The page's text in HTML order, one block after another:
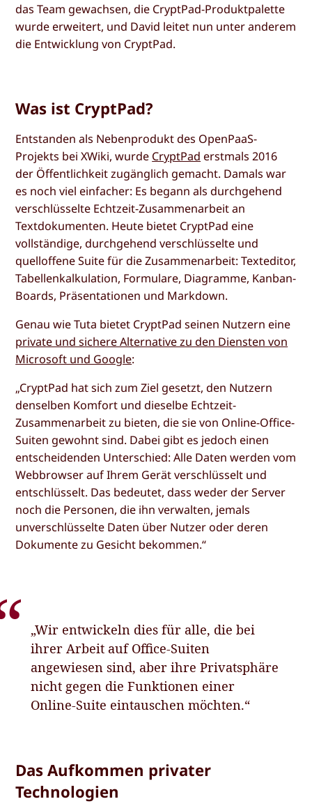
das Team gewachsen, die CryptPad-Produktpalette
wurde erweitert, und David leitet nun unter anderem
die Entwicklung von CryptPad.
Was ist CryptPad?
Entstanden als Nebenprodukt des OpenPaaS-
Projekts bei XWiki, wurde CryptPad erstmals 2016
der Öffentlichkeit zugänglich gemacht. Damals war
es noch viel einfacher: Es begann als durchgehend
verschlüsselte Echtzeit-Zusammenarbeit an
Textdokumenten. Heute bietet CryptPad eine
vollständige, durchgehend verschlüsselte und
quelloffene Suite für die Zusammenarbeit: Texteditor,
Tabellenkalkulation, Formulare, Diagramme, Kanban-
Boards, Präsentationen und Markdown.
Genau wie Tuta bietet CryptPad seinen Nutzern eine
private und sichere Alternative zu den Diensten von
Microsoft und Google:
„CryptPad hat sich zum Ziel gesetzt, den Nutzern
denselben Komfort und dieselbe Echtzeit-
Zusammenarbeit zu bieten, die sie von Online-Office-
Suiten gewohnt sind. Dabei gibt es jedoch einen
entscheidenden Unterschied: Alle Daten werden vom
Webbrowser auf Ihrem Gerät verschlüsselt und
entschlüsselt. Das bedeutet, dass weder der Server
noch die Personen, die ihn verwalten, jemals
unverschlüsselte Daten über Nutzer oder deren
Dokumente zu Gesicht bekommen.“
„Wir entwickeln dies für alle, die bei
ihrer Arbeit auf Office-Suiten
angewiesen sind, aber ihre Privatsphäre
nicht gegen die Funktionen einer
Online-Suite eintauschen möchten.“
Das Aufkommen privater
Technologien